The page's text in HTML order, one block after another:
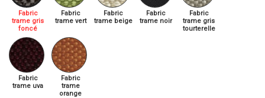
Fabric
trame gris
foncé
Fabric
trame vert
Fabric
trame beige
Fabric
trame noir
Fabric
trame gris
tourterelle
Fabric
trame uva
Fabric
trame
orange